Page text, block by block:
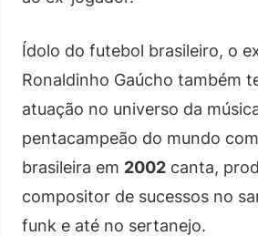
Ídolo do futebol brasileiro, o
Ronaldinho Gaúcho também
atuação no universo da
pentacampeão do mundo
brasileira em 2002 canta,
compositor de sucessos no
funk e até no sertanejo.